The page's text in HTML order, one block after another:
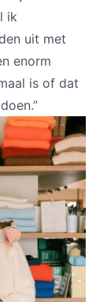
ik
uit met
enorm
is of dat